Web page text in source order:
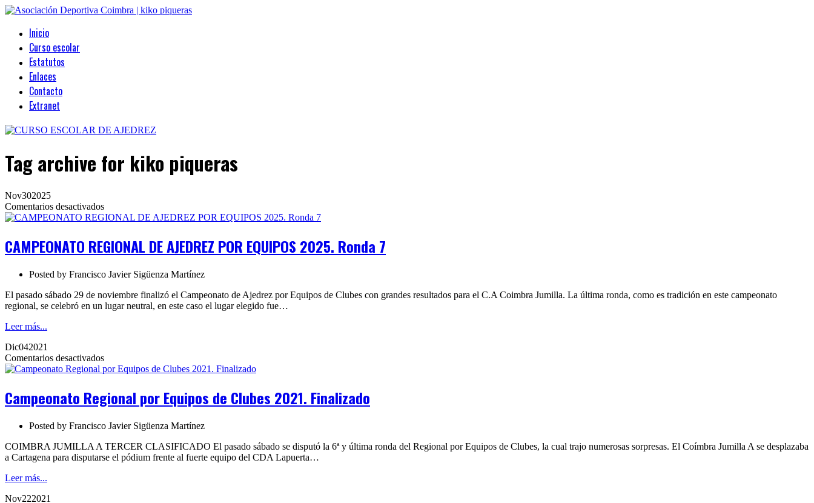
Inicio
Curso escolar
Estatutos
Enlaces
Contacto
Extranet
Tag archive for kiko piqueras
Nov302025
Comentarios desactivadosen
CAMPEONATO
AJEDREZ
EQUIPOS
Ronda
7
CAMPEONATO REGIONAL DE AJEDREZ POR EQUIPOS 2025. Ronda 7
Posted by Francisco Javier Sigüenza Martínez
El pasado sábado 29 de noviembre finalizó el Campeonato de Ajedrez por Equipos de Clubes con grandes resultados para el C.A Coimbra Jumilla. La última ronda, como es tradición en este campeonato
regional, se celebró en un lugar neutral, en este caso el lugar elegido fue…
Leer más...
Dic042021
Comentarios desactivadosen
Campeonato
Equipos
Clubes
Finalizado
Campeonato Regional por Equipos de Clubes 2021. Finalizado
Posted by Francisco Javier Sigüenza Martínez
COIMBRA JUMILLA A TERCER CLASIFICADO El pasado sábado se disputó la 6ª y última ronda del Regional por Equipos de Clubes, la cual trajo numerosas sorpresas. El Coímbra Jumilla A se desplazaba
a Cartagena para disputarse el pódium frente al fuerte equipo del CDA Lapuerta…
Leer más...
Nov222021